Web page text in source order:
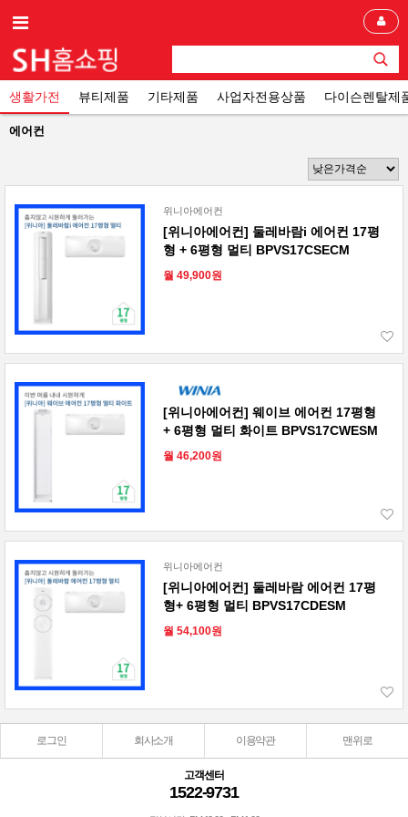
생활가전 뷰티제품 기타제품 사업자전용상품 다이슨렌탈제
에어컨
위니아에어컨
[위니아에어컨] 둘레바람i 에어컨 17평
형 + 6평형 멀티 BPVS17CSECM
월 49,900원
[위니아에어컨] 웨이브 에어컨 17평형
+ 6평형 멀티 화이트 BPVS17CWESM
월 46,200원
위니아에어컨
[위니아에어컨] 둘레바람 에어컨 17평
형+ 6평형 멀티 BPVS17CDESM
월 54,100원
로그인 회사소개 이용약관 맨위로
고객센터
1522-9731